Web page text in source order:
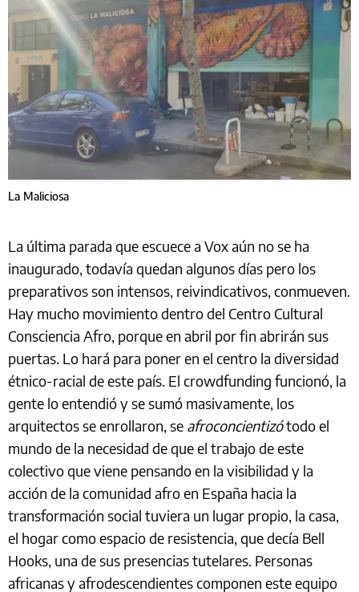
La Maliciosa
La última parada que escuece a Vox aún no se ha
inaugurado, todavía quedan algunos días pero los
preparativos son intensos, reivindicativos, conmueven.
Hay mucho movimiento dentro del Centro Cultural
Consciencia Afro, porque en abril por fin abrirán sus
puertas. Lo hará para poner en el centro la diversidad
étnico-racial de este país. El crowdfunding funcionó, la
gente lo entendió y se sumó masivamente, los
arquitectos se enrollaron, se afroconcientizótodo el
mundo de la necesidad de que el trabajo de este
colectivo que viene pensando en la visibilidad y la
acción de la comunidad afro en España hacia la
transformación social tuviera un lugar propio, la casa,
el hogar como espacio de resistencia, que decía Bell
Hooks, una de sus presencias tutelares. Personas
africanas y afrodescendientes componen este equipo